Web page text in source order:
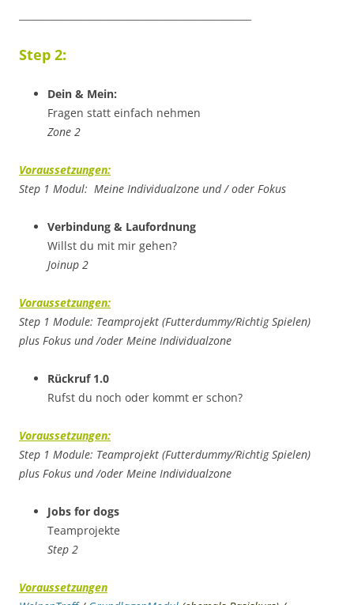
Step 2:
Dein & Mein:
Fragen statt einfach nehmen
Zone 2
Voraussetzungen:
Step 1 Modul: Meine Individualzone und / oder Fokus
Verbindung & Laufordnung
Willst du mit mir gehen?
Joinup 2
Voraussetzungen:
Step 1 Module: Teamprojekt (Futterdummy/Richtig Spielen)
plus Fokus und /oder Meine Individualzone
Rückruf 1.0
Rufst du noch oder kommt er schon?
Voraussetzungen:
Step 1 Module: Teamprojekt (Futterdummy/Richtig Spielen)
plus Fokus und /oder Meine Individualzone
Jobs for dogs
Teamprojekte
Step 2
Voraussetzungen